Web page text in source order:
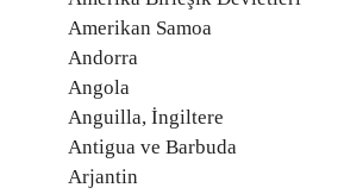
Amerikan Samoa
Andorra
Angola
Anguilla, İngiltere
Antigua ve Barbuda
Arjantin